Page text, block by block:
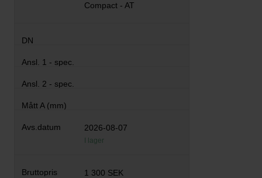
Compact - AT
2026-08-07
I lager
1 300 SEK